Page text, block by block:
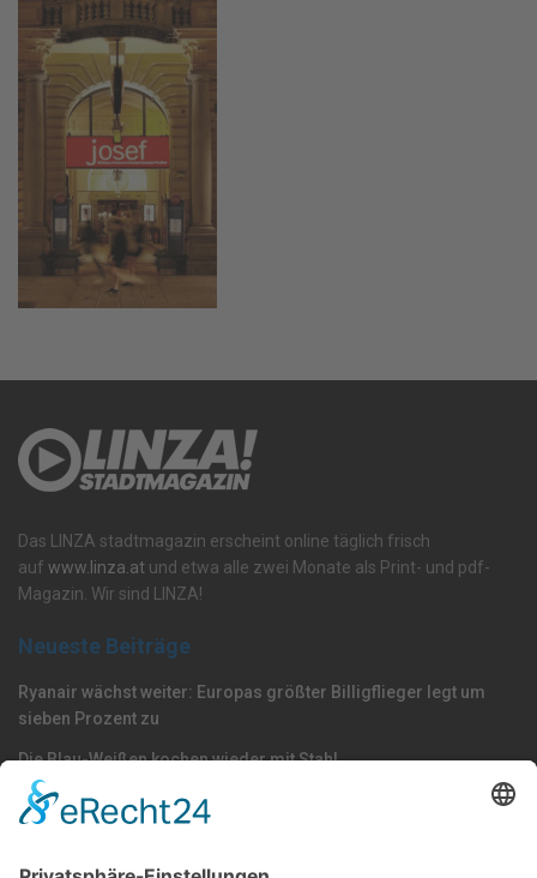
Das LINZA stadtmagazin erscheint online täglich frisch
auf www.linza.at und etwa alle zwei Monate als Print- und pdf-
Magazin. Wir sind LINZA!
Neueste Beiträge
Ryanair wächst weiter: Europas größter Billigflieger legt um
sieben Prozent zu
Die Blau-Weißen kochen wieder mit Stahl
Westringtunnel: Ab Herbst wird gesprengt!